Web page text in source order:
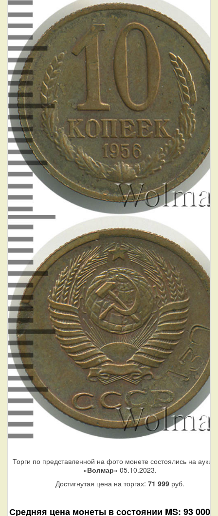
Торги по представленной на фото монете состоялись на
«Волмар» 05.10.2023.
Достигнутая цена на торгах: 71 999 руб.
Средняя цена монеты в состоянии MS: 93 000